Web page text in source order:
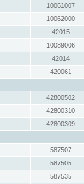
10061007
10062000
42015
10089006
42014
420061
42800502
42800310
42800309
587507
587505
587535